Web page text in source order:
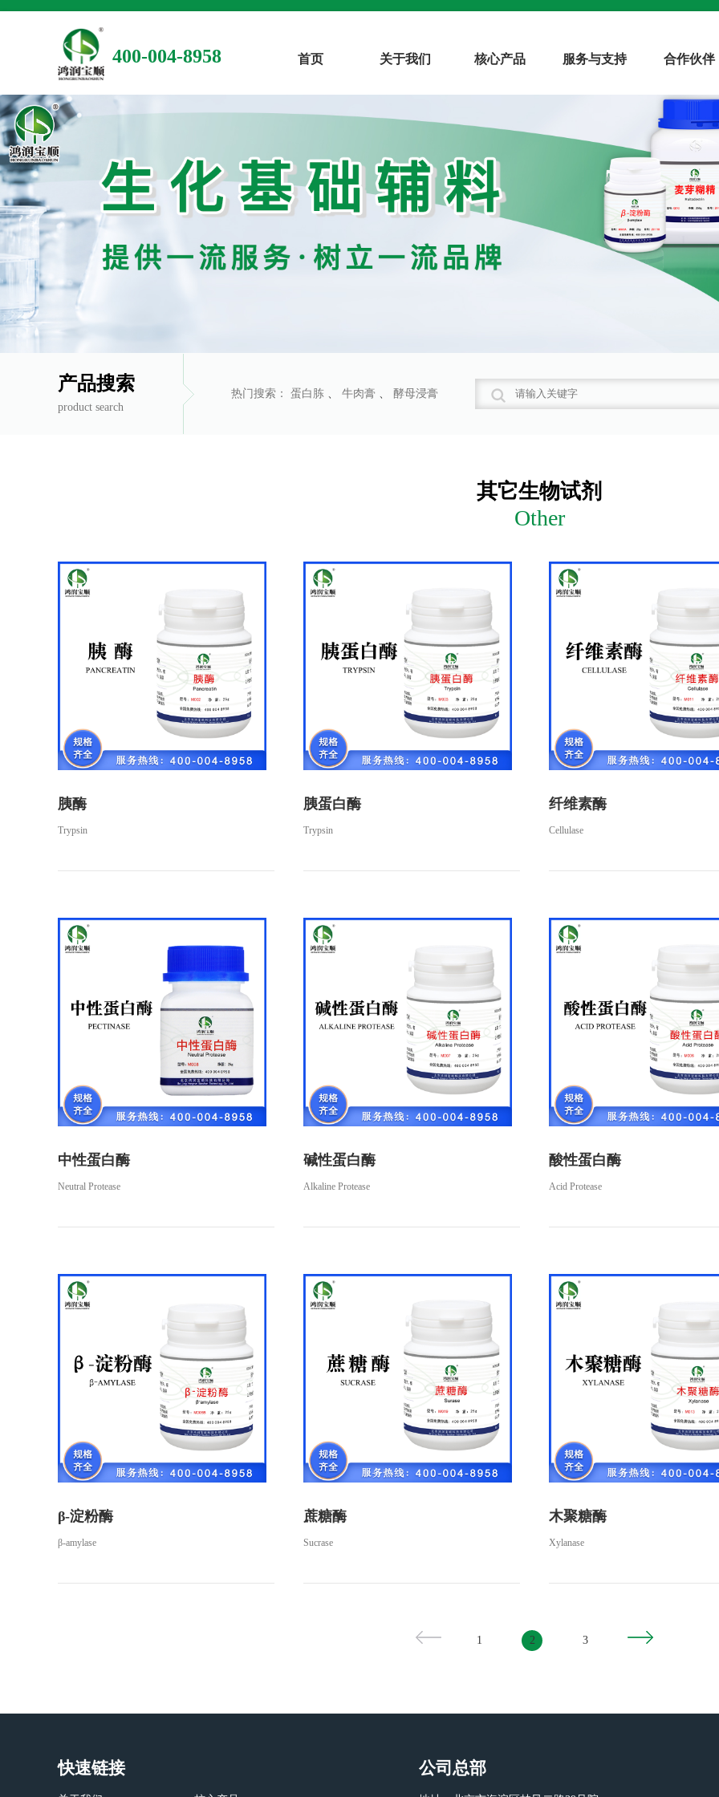
400-004-8958 首页 关于我们 核心产品 服务与支持 合作伙伴
产品搜索
product search
热门搜索： 蛋白胨 、 牛肉膏 、 酵母浸膏
其它生物试剂
Other
胰酶
Trypsin
胰蛋白酶
Trypsin
纤维素酶
Cellulase
中性蛋白酶
Neutral Protease
碱性蛋白酶
Alkaline Protease
酸性蛋白酶
Acid Protease
β-淀粉酶
β-amylase
蔗糖酶
Sucrase
木聚糖酶
Xylanase
1 2 3
快速链接 公司总部